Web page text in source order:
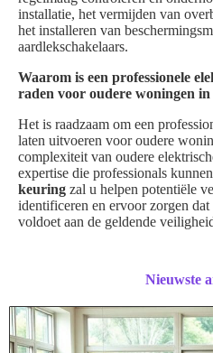
installatie, het vermijden van
het installeren van
aardlekschakelaars.
Waarom is een professionele
raden voor oudere woningen in
Het is raadzaam om een
laten uitvoeren voor oudere
complexiteit van oudere
expertise die professionals
keuring zal u helpen potentiële
identificeren en ervoor zorgen
voldoet aan de geldende
Nieuwste